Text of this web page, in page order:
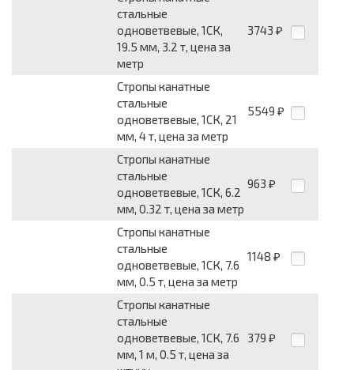
стальные
одноветвевые, 1СК,
19.5 мм, 3.2 т, цена за
метр
3743 ₽
Стропы канатные
стальные
одноветвевые, 1СК, 21
мм, 4 т, цена за метр
5549 ₽
Стропы канатные
стальные
одноветвевые, 1СК, 6.2
мм, 0.32 т, цена за метр
963 ₽
Стропы канатные
стальные
одноветвевые, 1СК, 7.6
мм, 0.5 т, цена за метр
1148 ₽
Стропы канатные
стальные
одноветвевые, 1СК, 7.6
мм, 1 м, 0.5 т, цена за
379 ₽